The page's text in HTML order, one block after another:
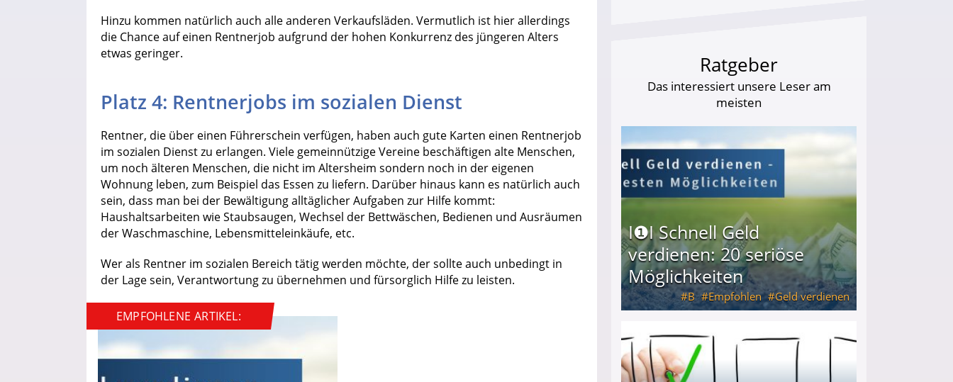
Hinzu kommen natürlich auch alle anderen Verkaufsläden. Vermutlich ist hier allerdings
die Chance auf einen Rentnerjob aufgrund der hohen Konkurrenz des jüngeren Alters
etwas geringer.
Platz 4: Rentnerjobs im sozialen Dienst
Rentner, die über einen Führerschein verfügen, haben auch gute Karten einen Rentnerjob
im sozialen Dienst zu erlangen. Viele gemeinnützige Vereine beschäftigen alte Menschen,
um noch älteren Menschen, die nicht im Altersheim sondern noch in der eigenen
Wohnung leben, zum Beispiel das Essen zu liefern. Darüber hinaus kann es natürlich auch
sein, dass man bei der Bewältigung alltäglicher Aufgaben zur Hilfe kommt:
Haushaltsarbeiten wie Staubsaugen, Wechsel der Bettwäschen, Bedienen und Ausräumen
der Waschmaschine, Lebensmitteleinkäufe, etc.
Wer als Rentner im sozialen Bereich tätig werden möchte, der sollte auch unbedingt in
der Lage sein, Verantwortung zu übernehmen und fürsorglich Hilfe zu leisten.
EMPFOHLENE ARTIKEL:
Ratgeber
Das interessiert unsere Leser am
meisten
I❶I Schnell Geld
verdienen: 20 seriöse
Möglichkeiten
B Empfohlen Geld verdienen